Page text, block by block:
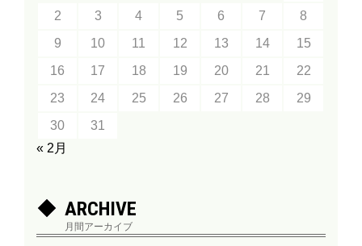
2
3 4 5 6 7
8
9
10 11 12 13 14
15
16
17 18 19 20 21
22
23
24 25 26 27 28
29
30
31
« 2月
ARCHIVE
月間アーカイブ